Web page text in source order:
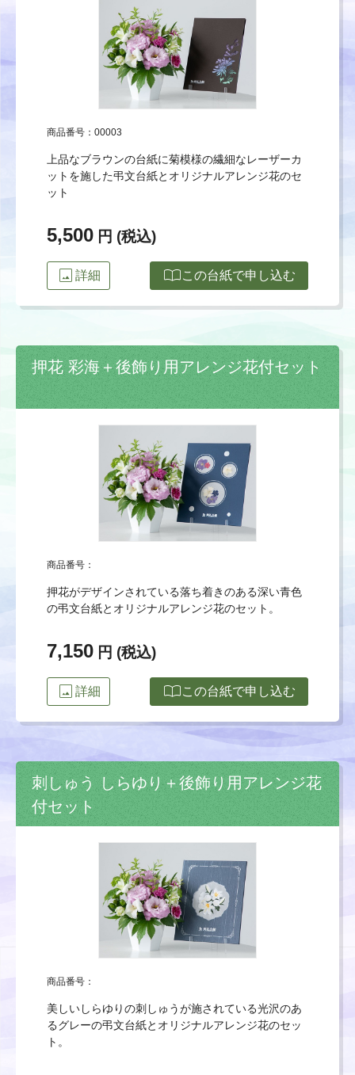
商品番号：00003
上品なブラウンの台紙に菊模様の繊細なレーザーカ
ットを施した弔文台紙とオリジナルアレンジ花のセ
ット
5,500 円 (税込)
image 詳細 import_contactsこの台紙で申し込む
押花 彩海＋後飾り用アレンジ花付セット
商品番号：
押花がデザインされている落ち着きのある深い青色
の弔文台紙とオリジナルアレンジ花のセット。
7,150 円 (税込)
image 詳細 import_contactsこの台紙で申し込む
刺しゅう しらゆり＋後飾り用アレンジ花
付セット
商品番号：
美しいしらゆりの刺しゅうが施されている光沢のあ
るグレーの弔文台紙とオリジナルアレンジ花のセッ
ト。